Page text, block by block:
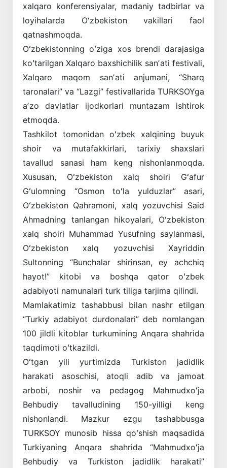
xalqaro konferensiyalar, madaniy tadbirlar va
loyihalarda Oʻzbekiston vakillari faol
qatnashmoqda.
Oʻzbekistonning oʻziga xos brendi darajasiga
koʻtarilgan Xalqaro baxshichilik sanʼati festivali,
Xalqaro maqom sanʼati anjumani, “Sharq
taronalari” va “Lazgi” festivallarida TURKSOYga
aʼzo davlatlar ijodkorlari muntazam ishtirok
etmoqda.
Tashkilot tomonidan oʻzbek xalqining buyuk
shoir va mutafakkirlari, tarixiy shaxslari
tavallud sanasi ham keng nishonlanmoqda.
Xususan, Oʻzbekiston xalq shoiri Gʻafur
Gʻulomning “Osmon toʻla yulduzlar” asari,
Oʻzbekiston Qahramoni, xalq yozuvchisi Said
Ahmadning tanlangan hikoyalari, Oʻzbekiston
xalq shoiri Muhammad Yusufning saylanmasi,
Oʻzbekiston xalq yozuvchisi Xayriddin
Sultonning “Bunchalar shirinsan, ey achchiq
hayot!” kitobi va boshqa qator oʻzbek
adabiyoti namunalari turk tiliga tarjima qilindi.
Mamlakatimiz tashabbusi bilan nashr etilgan
“Turkiy adabiyot durdonalari” deb nomlangan
100 jildli kitoblar turkumining Anqara shahrida
taqdimoti oʻtkazildi.
Oʻtgan yili yurtimizda Turkiston jadidlik
harakati asoschisi, atoqli adib va jamoat
arbobi, noshir va pedagog Mahmudxoʻja
Behbudiy tavalludining 150-yilligi keng
nishonlandi. Mazkur ezgu tashabbusga
TURKSOY munosib hissa qoʻshish maqsadida
Turkiyaning Anqara shahrida “Mahmudxoʻja
Behbudiy va Turkiston jadidlik harakati”